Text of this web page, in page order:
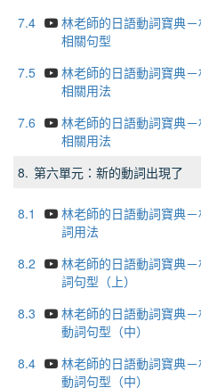
7.4
林老師的日語動詞寶典
相關句型
7.5
林老師的日語動詞寶典
相關用法
7.6
林老師的日語動詞寶典
相關用法
8. 第六單元：新的動詞出現了
8.1
林老師的日語動詞寶典
詞用法
8.2
林老師的日語動詞寶典
詞句型（上）
8.3
林老師的日語動詞寶
動詞句型（中）
8.4
林老師的日語動詞寶
動詞句型（中）